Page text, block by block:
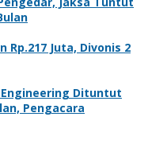
Rp.217 Juta, Divonis 2
Engineering Dituntut
Pengacara